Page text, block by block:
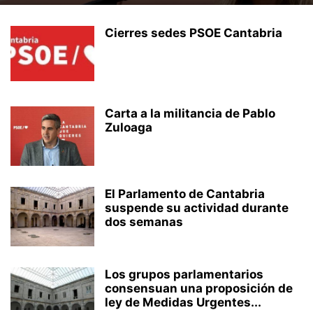
Cierres sedes PSOE Cantabria
Carta a la militancia de Pablo
Zuloaga
El Parlamento de Cantabria
suspende su actividad durante
dos semanas
Los grupos parlamentarios
consensuan una proposición de
ley de Medidas Urgentes...